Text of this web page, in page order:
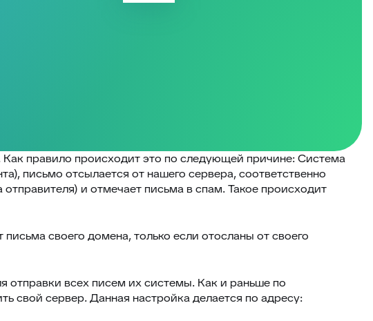
правило происходит это по следующей причине: Система
письмо отсылается от нашего сервера, соответственно
и отмечает письма в спам. Такое происходит
своего домена, только если отосланы от своего
отправки всех писем их системы. Как и раньше по
свой сервер. Данная настройка делается по адресу: